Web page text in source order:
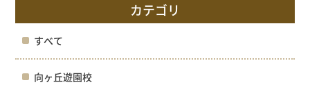
カテゴリ
すべて
向ヶ丘遊園校